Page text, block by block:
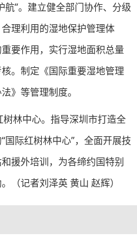
航”。建立健全部门协作、分级
理利用的湿地保护管理体
要作用，实行湿地面积总量
。制定《国际重要湿地管理
》等管理制度。
林中心。指导深圳市打造全
际红树林中心”，全面开展技
援外培训，为各缔约国特别
（记者刘泽英 黄山 赵辉）